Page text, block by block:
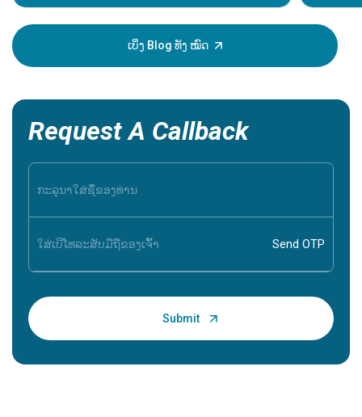
ຂອງການ
ສາມາດຊ່
ສະນັ້ນມັ
ອາການເ
ເບິ່ງ Blog ທັງ ໝົດ
Request A Callback